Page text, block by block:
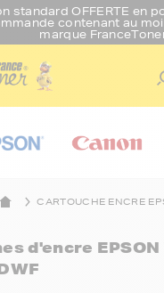
standard OFFERTE en
contenant au
marque
CARTOUCHE ENCRE
d'encre